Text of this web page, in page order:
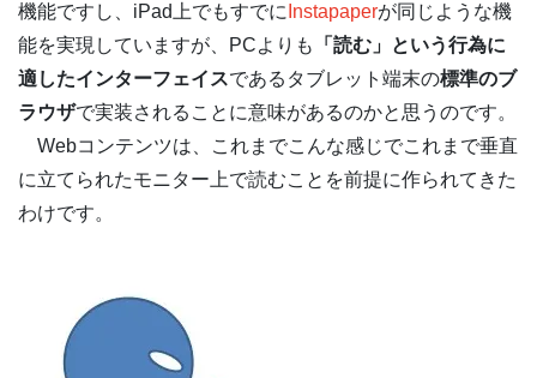
機能ですし、iPad上でもすでに Instapaperが同じような機
能を実現していますが、PCよりも
「読む」という行為に
適したインターフェイスであるタブレット端末の標準のブ
ラウザで実装されることに意味があるのかと思うのです。
Webコンテンツは、これまでこんな感じでこれまで垂直
に立てられたモニター上で読むことを前提に作られてきた
わけです。